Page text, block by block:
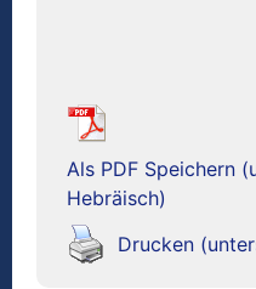
Als PDF Speichern
Hebräisch)
Drucken